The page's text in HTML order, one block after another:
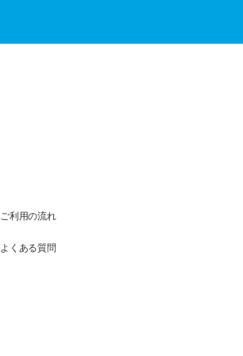
ご利用の流れ
よくある質問